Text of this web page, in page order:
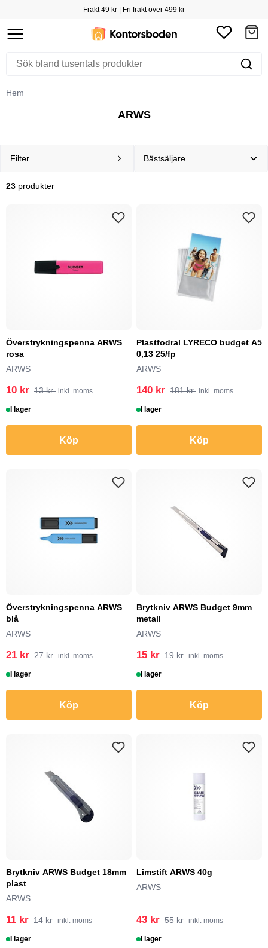
Frakt 49 kr | Fri frakt över 499 kr
Hem
ARWS
Filter
23 produkter
Överstrykningspenna ARWS
rosa
ARWS
10 kr 13 kr inkl. moms
I lager
Köp
Plastfodral LYRECO budget A5
0,13 25/fp
ARWS
140 kr 181 kr inkl. moms
I lager
Köp
Överstrykningspenna ARWS
blå
ARWS
21 kr 27 kr inkl. moms
I lager
Köp
Brytkniv ARWS Budget 9mm
metall
ARWS
15 kr 19 kr inkl. moms
I lager
Köp
Brytkniv ARWS Budget 18mm
plast
ARWS
11 kr 14 kr inkl. moms
I lager
Limstift ARWS 40g
ARWS
43 kr 55 kr inkl. moms
I lager